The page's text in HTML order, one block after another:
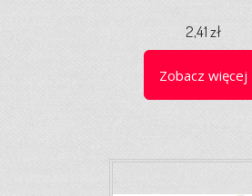
2,41 zł
Zobacz więcej